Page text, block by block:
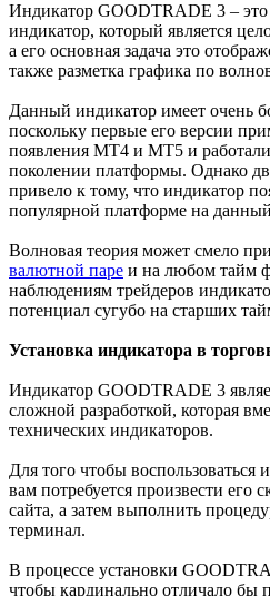
Индикатор GOODTRADE 3 –
индикатор, который является
а его основная задача это
также разметка графика по
Данный индикатор имеет очень
поскольку первые его версии
появления МТ4 и МТ5 и работали
поколении платформы. Однако
привело к тому, что индикатор
популярной платформе на
Волновая теория может смело
валютной паре и на любом тайм
наблюдениям трейдеров
потенциал сугубо на старших
Установка индикатора в
Индикатор GOODTRADE 3
сложной разработкой, которая
технических индикаторов.
Для того чтобы
вам потребуется произвести его
сайта, а затем выполнить
терминал.
В процессе установки
чтобы кардинально отличало бы